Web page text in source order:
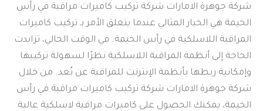
شركة جوهرة الامارات شركة تركيب كاميرات مراقبة في رأس
الخيمة هي الخيار المثالي عندما يتعلق الأمر بـ تركيب كاميرات
المراقبة اللاسلكية في رأس الخيمة. في الوقت الحالي، تزايدت
الحاجة إلى أنظمة المراقبة اللاسلكية نظرًا لسهولة تركيبها
وإمكانية ربطها بأنظمة الإنترنت للمراقبة عن بُعد. من خلال
شركة جوهرة الامارات شركة تركيب كاميرات مراقبة في رأس
الخيمة، يمكنك الحصول على كاميرات مراقبة لاسلكية عالية